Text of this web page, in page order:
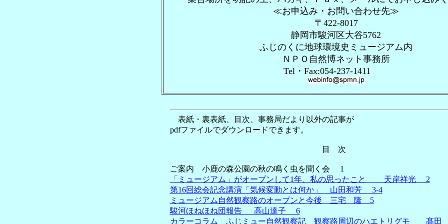
≪お申込み・お問い合わせ先≫
〒422-8017
静岡市駿河区大谷5762
ふじのくに地球環境史ミュージアム内
ＮＰＯ自然博ネット事務所
Tel・Fax:054-237-1411
表紙・裏表紙、目次、事務局だより以外の記事が
pdfファイルでダウンロードできます。
目 次
ご案内 小鹿の森公園の秋の鳴く虫を聞く会 1
「ミュージアム」がオープンして1年、私の思ったこと 天岸祥光 2
第16回総会記念講演「気候変動とは何か」 山田和芳 3-4
ミュージアム自然観察路のオープンと今後 三宅 隆 5
駿河ほねほね団報告 高山達子 6
カラーコラム ふじミュー自然観察記 観察路周辺のハエトリグモ 髙